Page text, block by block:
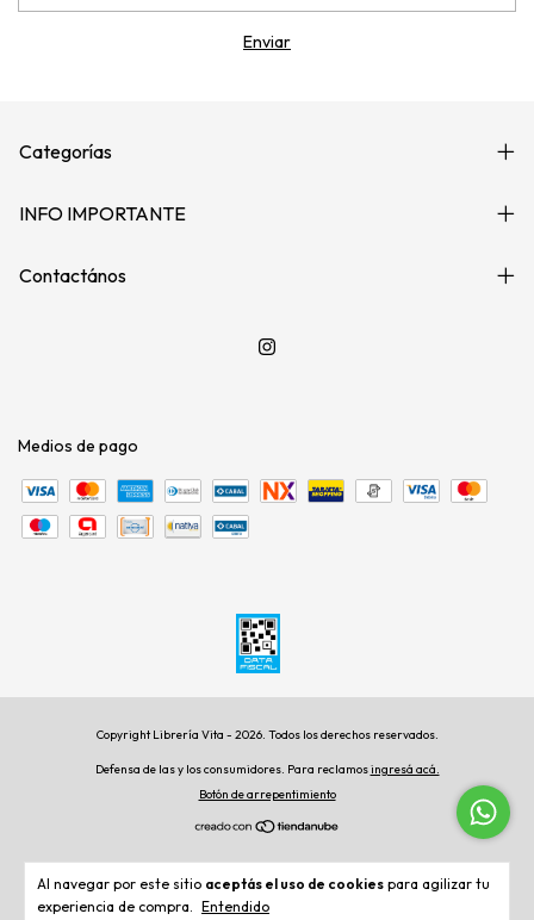
Al navegar por este sitio aceptás el uso de cookies para agilizar tu
experiencia de compra. Entendido
Categorías
INFO IMPORTANTE
Contactános
Medios de pago
Copyright Librería Vita - 2026. Todos los derechos reservados.
Defensa de las y los consumidores. Para reclamosingresá acá.
Botón de arrepentimiento